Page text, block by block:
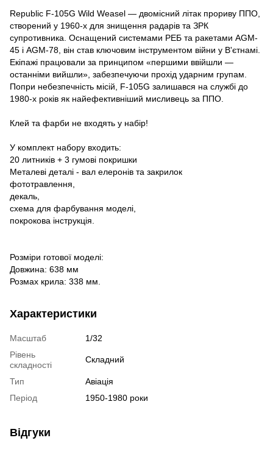
Republic F-105G Wild Weasel — двомісний літак прориву ППО,
створений у 1960-х для знищення радарів та ЗРК
супротивника. Оснащений системами РЕБ та ракетами AGM-
45 і AGM-78, він став ключовим інструментом війни у В'єтнамі.
Екіпажі працювали за принципом «першими ввійшли —
останніми вийшли», забезпечуючи прохід ударним групам.
Попри небезпечність місій, F-105G залишався на службі до
1980-х років як найефективніший мисливець за ППО.
Клей та фарби не входять у набір!
У комплект набору входить:
20 литників + 3 гумові покришки
Металеві деталі - вал елеронів та закрилок
фототравлення,
декаль,
схема для фарбування моделі,
покрокова інструкція.
Розміри готової моделі:
Довжина: 638 мм
Розмах крила: 338 мм.
Характеристики
Масштаб
1/32
Рівень
складності
Складний
Тип
Авіація
Період
1950-1980 роки
Відгуки